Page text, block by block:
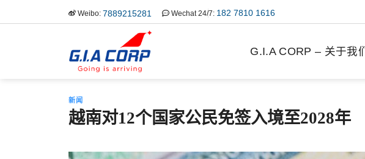
到
Weibo: 7889215281 Wechat 24/7: 182 7810 1616
G.I.A CORP – 关于我们
新闻
越南对12个国家公民免签入境至2028年